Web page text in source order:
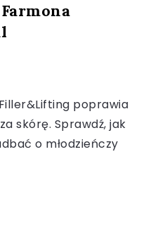
poprawia
skórę. Sprawdź, jak
o młodzieńczy